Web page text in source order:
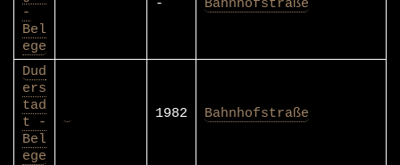
-
Bel
ege
Dud
ers
tad
t -
Bel
ege
1982 Bahnhofstraße